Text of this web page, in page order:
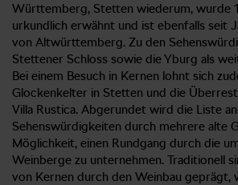
Württemberg, Stetten wiederum, wurde
urkundlich erwähnt und ist ebenfalls seit
von Altwürttemberg. Zu den
Stettener Schloss sowie die Yburg als
Bei einem Besuch in Kernen lohnt sich
Glockenkelter in Stetten und die
Villa Rustica. Abgerundet wird die Liste an
Sehenswürdigkeiten durch mehrere alte
Möglichkeit, einen Rundgang durch die
Weinberge zu unternehmen. Traditionell
von Kernen durch den Weinbau geprägt,